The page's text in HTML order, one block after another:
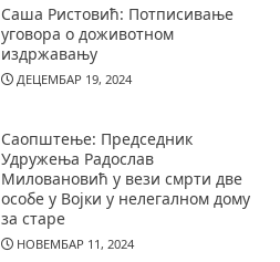
Саша Ристовић: Потписивање
уговора о доживотном
издржавању
ДЕЦЕМБАР 19, 2024
Саопштење: Председник
Удружења Радослав
Миловановић у вези смрти две
особе у Војки у нелегалном дому
за старе
НОВЕМБАР 11, 2024